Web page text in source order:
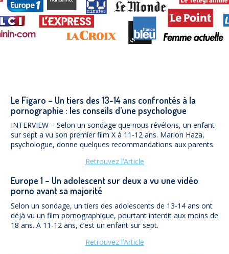
NUAJE : NUmérique et Appropriation par la Jeunesse
Parents Sentinelles des écrans
Pari Risqué : Prévenir l’addiction aux jeux d’argent en
Espace presse
Le Figaro – Un tiers des 13-14 ans confrontés à la
pornographie : les conseils d’une psychologue
INTERVIEW – Selon un sondage que nous révélons, un enfant
sur sept a vu son premier film X à 11-12 ans. Marion Haza,
psychologue, donne quelques recommandations aux parents.
Retrouvez l’Article
Europe 1 – Un adolescent sur deux a vu une vidéo
porno avant sa majorité
Selon un sondage, un tiers des adolescents de 13-14 ans ont
déjà vu un film pornographique, pourtant interdit aux moins de
18 ans. A 11-12 ans, c’est un enfant sur sept.
Retrouvez l’Article